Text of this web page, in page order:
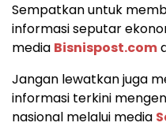
Sempatkan untuk
informasi seputar
media Bisnispost.com
Jangan lewatkan juga
informasi terkini
nasional melalui media